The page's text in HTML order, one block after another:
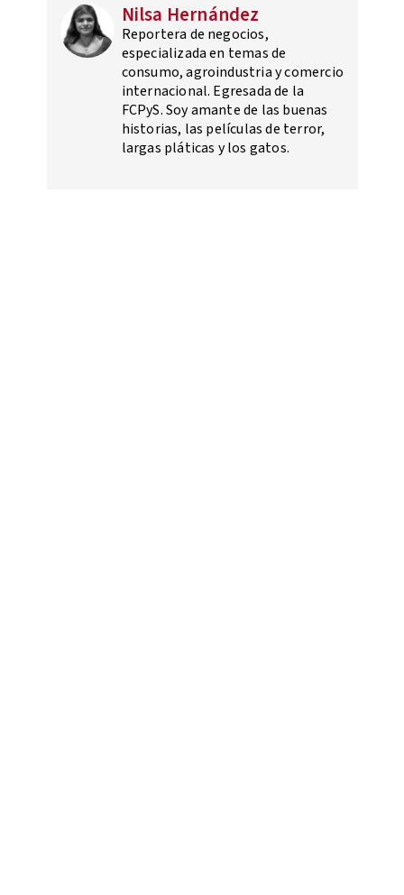
Nilsa Hernández
Reportera de negocios,
especializada en temas de
consumo, agroindustria y comercio
internacional. Egresada de la
FCPyS. Soy amante de las buenas
historias, las películas de terror,
largas pláticas y los gatos.